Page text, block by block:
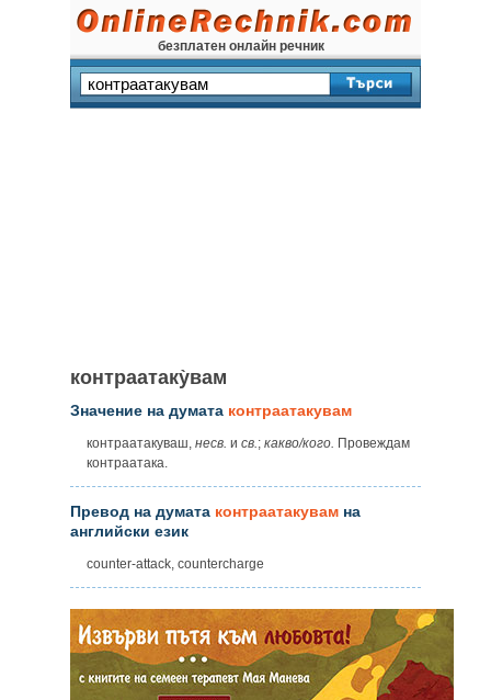
безплатен онлайн речник
контраатаку̀вам
Значение на думата контраатакувам
контраатакуваш, несв. и св.; какво/кого. Провеждам
контраатака.
Превод на думата контраатакувам на
английски език
counter-attack, countercharge